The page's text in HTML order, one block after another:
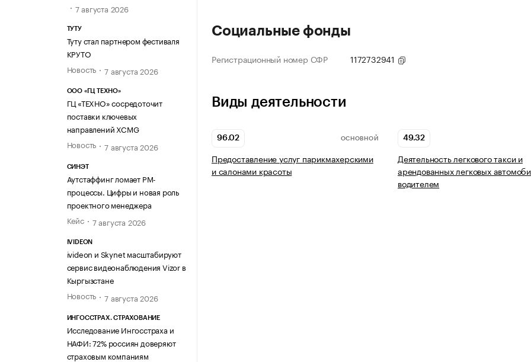
7 августа 2026
ТУТУ
Туту стал партнером фестиваля
КРУТО
Новость
7 августа 2026
ООО «ГЦ ТЕХНО»
ГЦ «ТЕХНО» сосредоточит
поставки ключевых
направлений XCMG
Новость
7 августа 2026
СИНЭТ
Аутстаффинг ломает PM-
процессы. Цифры и новая роль
проектного менеджера
Кейс
7 августа 2026
IVIDEON
ivideon и Skynet масштабируют
сервис видеонаблюдения Vizor в
Кыргызстане
Новость
7 августа 2026
ИНГОССТРАХ. СТРАХОВАНИЕ
Исследование Ингосстраха и
НАФИ: 72% россиян доверяют
страховым компаниям
Социальные фонды
Регистрационный номер СФР 1172732941
Виды деятельности
96.02 ОСНОВНОЙ
Предоставление услуг парикмахерскими
и салонами красоты
49.32
Деятельность легкового такси и
арендованных легковых
водителем